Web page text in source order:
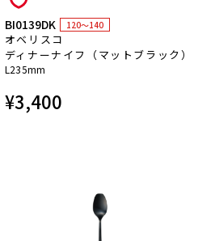
BI0139DK 120～140
オベリスコ
ディナーナイフ（マットブラック）
L235mm
¥3,400